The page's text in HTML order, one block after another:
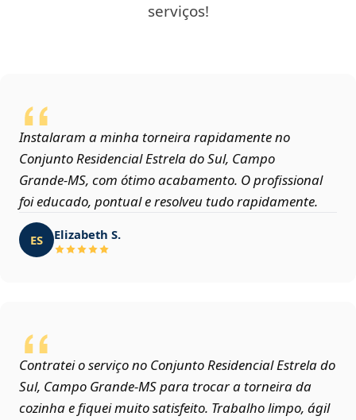
serviços!
Instalaram a minha torneira rapidamente no
Conjunto Residencial Estrela do Sul, Campo
Grande‑MS, com ótimo acabamento. O profissional
foi educado, pontual e resolveu tudo rapidamente.
ES Elizabeth S.
Contratei o serviço no Conjunto Residencial Estrela do
Sul, Campo Grande‑MS para trocar a torneira da
cozinha e fiquei muito satisfeito. Trabalho limpo, ágil